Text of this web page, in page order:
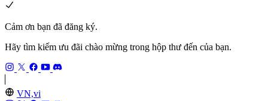
Cảm ơn bạn đã đăng ký.
Hãy tìm kiếm ưu đãi chào mừng trong hộp thư đến của bạn.
VN,vi